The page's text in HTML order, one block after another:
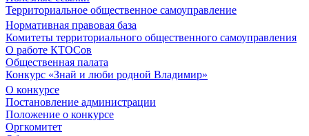
Территориальное общественное самоуправление
Нормативная правовая база
Комитеты территориального общественного самоуправления
О работе КТОСов
Общественная палата
Конкурс «Знай и люби родной Владимир»
О конкурсе
Постановление администрации
Положение о конкурсе
Оргкомитет